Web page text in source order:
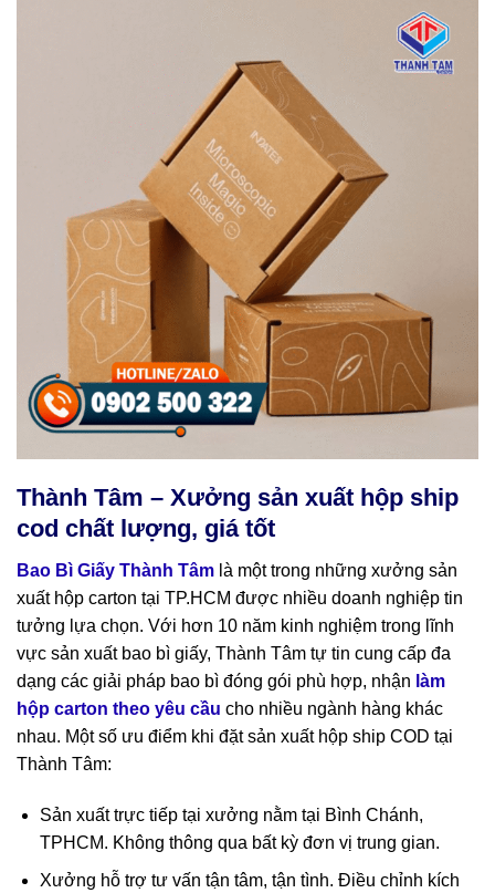
Thành Tâm – Xưởng sản xuất hộp ship
cod chất lượng, giá tốt
Bao Bì Giấy Thành Tâm là một trong những xưởng sản
xuất hộp carton tại TP.HCM được nhiều doanh nghiệp tin
tưởng lựa chọn. Với hơn 10 năm kinh nghiệm trong lĩnh
vực sản xuất bao bì giấy, Thành Tâm tự tin cung cấp đa
dạng các giải pháp bao bì đóng gói phù hợp, nhận làm
hộp carton theo yêu cầu cho nhiều ngành hàng khác
nhau. Một số ưu điểm khi đặt sản xuất hộp ship COD tại
Thành Tâm:
Sản xuất trực tiếp tại xưởng nằm tại Bình Chánh,
TPHCM. Không thông qua bất kỳ đơn vị trung gian.
Xưởng hỗ trợ tư vấn tận tâm, tận tình. Điều chỉnh kích